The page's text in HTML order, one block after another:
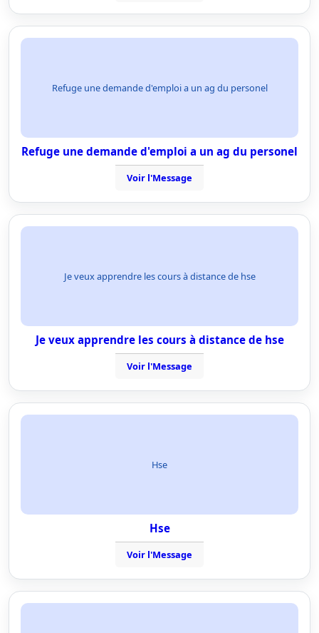
Refuge une demande d'emploi a un ag du personel
Refuge une demande d'emploi a un ag du personel
Voir l'Message
Je veux apprendre les cours à distance de hse
Je veux apprendre les cours à distance de hse
Voir l'Message
Hse
Hse
Voir l'Message